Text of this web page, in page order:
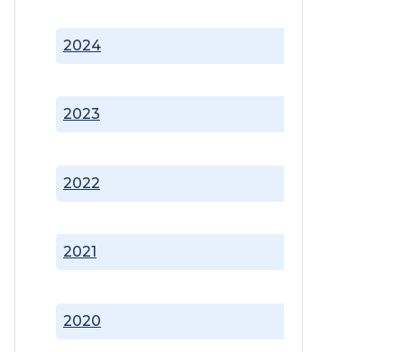
2020
2021
2022
2023
2024